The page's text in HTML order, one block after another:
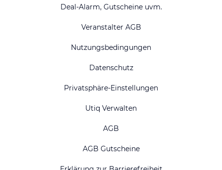
Deal-Alarm, Gutscheine uvm.
Veranstalter AGB
Nutzungsbedingungen
Datenschutz
Privatsphäre-Einstellungen
Utiq Verwalten
AGB
AGB Gutscheine